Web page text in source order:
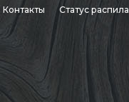
Контакты Статус распила